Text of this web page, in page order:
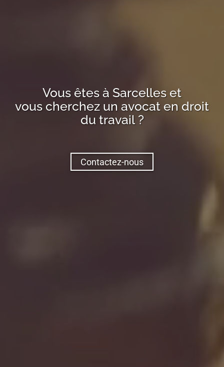
Vous êtes à Sarcelleset
vous cherchez un avocat en droit
du travail ?
Contactez-nous